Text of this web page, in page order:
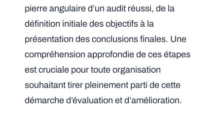
pierre angulaire d’un audit réussi, de la
définition initiale des objectifs à la
présentation des conclusions finales. Une
compréhension approfondie de ces étapes
est cruciale pour toute organisation
souhaitant tirer pleinement parti de cette
démarche d’évaluation et d’amélioration.